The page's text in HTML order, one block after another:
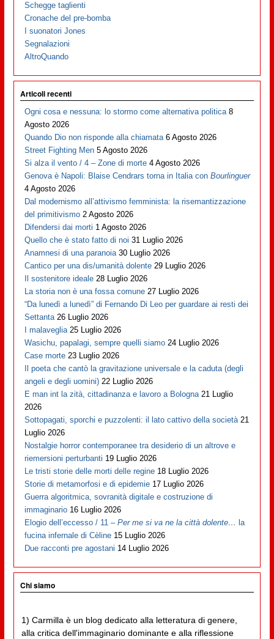
Schegge taglienti
Cronache del pre-bomba
I suonatori Jones
Segnalazioni
AltroQuando
Articoli recenti
Ogni cosa e nessuna: lo stormo come alternativa politica 8
Agosto 2026
Quando Dio non risponde alla chiamata 6 Agosto 2026
Street Fighting Men 5 Agosto 2026
Si alza il vento / 4 – Zone di morte 4 Agosto 2026
Genova è Napoli: Blaise Cendrars torna in Italia conBourlinguer
4 Agosto 2026
Dal modernismo all’attivismo femminista: la risemantizzazione
del primitivismo 2 Agosto 2026
Difendersi dai morti 1 Agosto 2026
Quello che è stato fatto di noi 31 Luglio 2026
Anamnesi di una paranoia 30 Luglio 2026
Cantico per una dis/umanità dolente 29 Luglio 2026
Il sostenitore ideale 28 Luglio 2026
La storia non è una fossa comune 27 Luglio 2026
“Da lunedì a lunedì” di Fernando Di Leo per guardare ai resti dei
Settanta 26 Luglio 2026
I malaveglia 25 Luglio 2026
Wasichu, papalagi, sempre quelli siamo 24 Luglio 2026
Case morte 23 Luglio 2026
Il poeta che cantò la gravitazione universale e la caduta (degli
angeli e degli uomini) 22 Luglio 2026
E man int la zità, cittadinanza e lavoro a Bologna 21 Luglio
2026
Sottopagati, sporchi e puzzolenti: il lato cattivo della società 21
Luglio 2026
Nostalgie horror contemporanee tra desiderio di un altrove e
riemersioni perturbanti 19 Luglio 2026
Le tristi storie delle morti delle regine 18 Luglio 2026
Storie di metamorfosi e di epidemie 17 Luglio 2026
Guerra algoritmica, sovranità digitale e costruzione di
immaginario 16 Luglio 2026
Elogio dell’eccesso / 11 –Per me si va ne la città dolente… la
fucina infernale di Cèline 15 Luglio 2026
Due racconti pre agostani 14 Luglio 2026
Chi siamo
1) Carmilla è un blog dedicato alla letteratura di genere,
alla critica dell'immaginario dominante e alla riflessione